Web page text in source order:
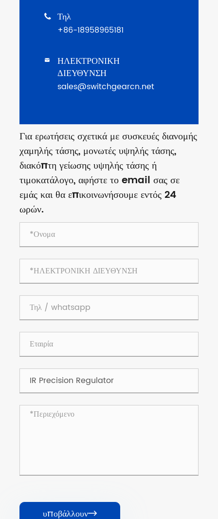
 Τηλ
+86-18958965181

ΗΛΕΚΤΡΟΝΙΚΗ
ΔΙΕΥΘΥΝΣΗ
sales@switchgearcn.net
Για ερωτήσεις σχετικά με συσκευές διανομής
χαμηλής τάσης, μονωτές υψηλής τάσης,
διακόπτη γείωσης υψηλής τάσης ή
τιμοκατάλογο, αφήστε το email σας σε
εμάς και θα επικοινωνήσουμε εντός 24
ωρών.
υποβάλλουν